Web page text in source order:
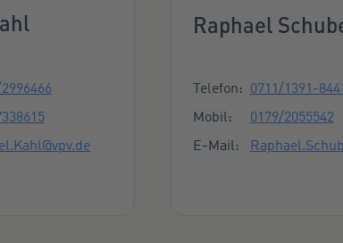
Raphael
Telefon: 0711/1391-
Mobil:
0179/2055542
E-Mail: